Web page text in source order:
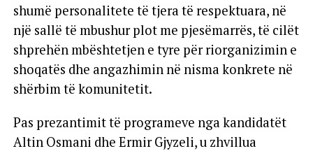
shumë personalitete të tjera të respektuara, në
një sallë të mbushur plot me pjesëmarrës, të cilët
shprehën mbështetjen e tyre për riorganizimin e
shoqatës dhe angazhimin në nisma konkrete në
shërbim të komunitetit.
Pas prezantimit të programeve nga kandidatët
Altin Osmani dhe Ermir Gjyzeli, u zhvillua